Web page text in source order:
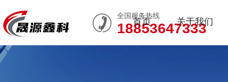
全国服务热线
18853647333
首页 关于我们